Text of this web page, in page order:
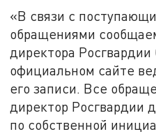
«В связи с
обращениями
директора
официальном сайте
его записи. Все
директор Росгвардии
по собственной